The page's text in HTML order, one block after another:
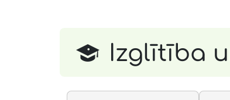
Izglītība